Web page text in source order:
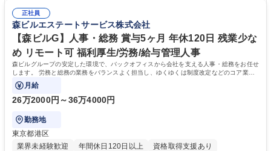
社内新システムの導入検討・比較検証 募集職種 【新橋/総務】女性歓迎※
ポジティブアクション／年休126日／土日祝休
ィブアクション 学歴・資格 学歴：大学院 大学 高専 短大 専修学校 高校 語
学力： 資格：
正社員
森ビルエステートサービス株式会社
【森ビルG】人事・総務 賞与5ヶ月 年休120日 残業少な
め リモート可 福利厚生/労務/給与管理人事
森ビルグループの安定した環境で、バックオフィスから会社を支える人事・総務をお任せ
します。 労務と総務の業務をバランスよく担当し、ゆくゆくは制度改定などのコア業務
にも挑戦できる、やりがいある環境です。
月給
26万2000円～36万4000円
勤務地
東京都港区
業界未経験歓迎
年間休日120日以上
資格取得支援あり